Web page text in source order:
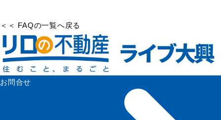
＜＜ FAQの一覧へ戻る
お問合せ